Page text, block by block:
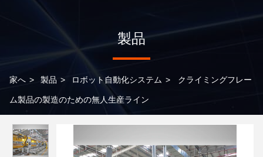
製品
家へ > 製品 > ロボット自動化システム > クライミングフレー
ム製品の製造のための無人生産ライン